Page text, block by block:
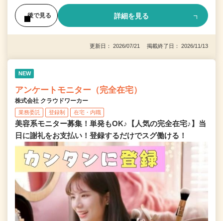
後で見る 詳細を見る
更新日： 2026/07/21 掲載終了日： 2026/11/13
NEW
アンケートモニター（完全在宅）
株式会社 クラウドワーカー
業務委託 登録制 在宅・内職
美容系モニター募集！単発もOK♪【人気の完全在宅♪】当
日に謝礼をお支払い！登録するだけでスグ働ける！